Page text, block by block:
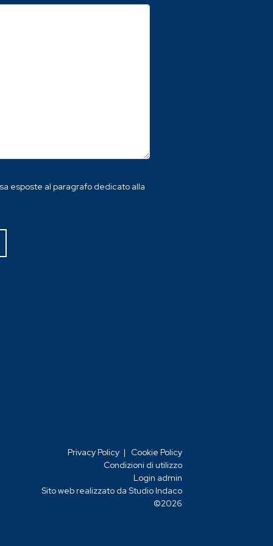
esposte al paragrafo dedicato alla
Privacy Policy| Cookie Policy
Condizioni di utilizzo
Login admin
Sito web realizzato da Studio Indaco
©2026